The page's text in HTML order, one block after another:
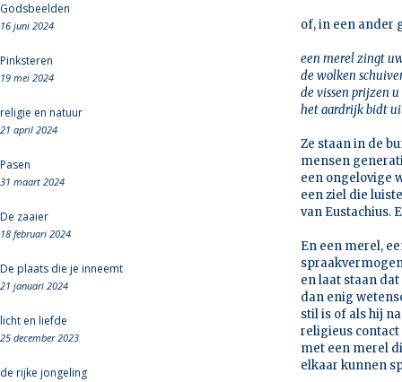
Godsbeelden
16 juni 2024
Pinksteren
19 mei 2024
religie en natuur
21 april 2024
Pasen
31 maart 2024
De zaaier
18 februari 2024
De plaats die je inneemt
21 januari 2024
licht en liefde
25 december 2023
de rijke jongeling
of, in een ander
een merel zingt
de wolken
de vissen prijzen
het aardrijk bidt
Ze staan in de
mensen
een ongelovige
een ziel die
van Eustachius.
En een merel,
en laat staan
dan enig
stil is of als hij
religieus
met een merel
elkaar kunnen